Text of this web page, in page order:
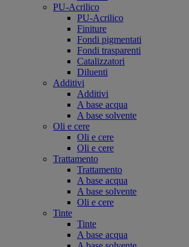
PU-Acrilico
PU-Acrilico
Finiture
Fondi pigmentati
Fondi trasparenti
Catalizzatori
Diluenti
Additivi
Additivi
A base acqua
A base solvente
Oli e cere
Oli e cere
Oli e cere
Trattamento
Trattamento
A base acqua
A base solvente
Oli e cere
Tinte
Tinte
A base acqua